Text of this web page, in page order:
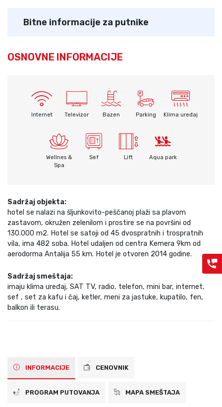
Bitne informacije za putnike
OSNOVNE INFORMACIJE
Internet Televizor Bazen Parking Klima uređaj
Wellnes &
Spa
Sef Lift Aqua park
Sadržaj objekta:
hotel se nalazi na šljunkovito-peščanoj plaži sa plavom
zastavom, okružen zelenilom i prostire se na površini od
130.000 m2. Hotel se satoji od 45 dvospratnih i trospratnih
vila, ima 482 soba. Hotel udaljen od centra Kemera 9km od
aerodorma Antalija 55 km. Hotel je otvoren 2014 godine.
Sadržaj smeštaja:
imaju klima uređaj, SAT TV, radio, telefon, mini bar, internet,
sef , set za kafu i čaj, ketler, meni za jastuke, kupatilo, fen,
balkon ili terasu.
INFORMACIJE CENOVNIK
PROGRAM PUTOVANJA MAPA SMEŠTAJA